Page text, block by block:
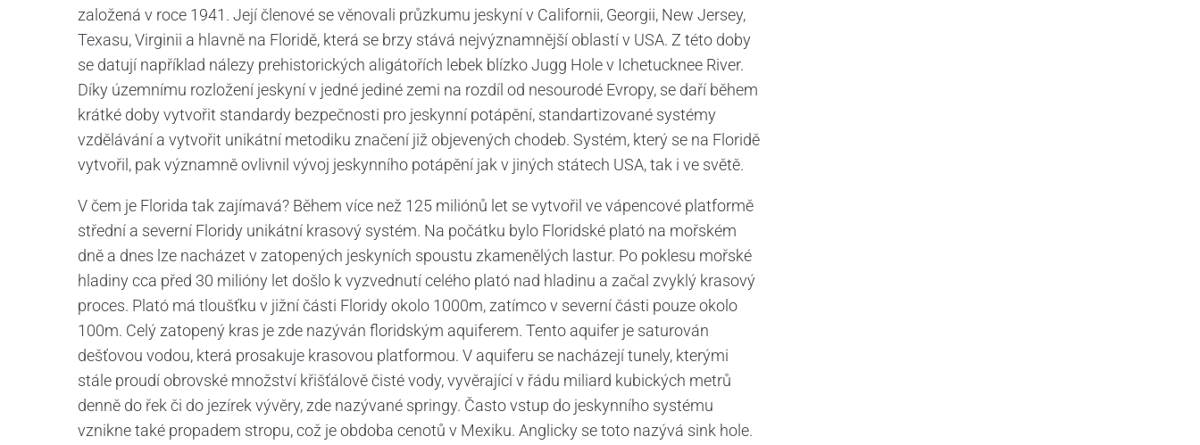
založená v roce 1941. Její členové se věnovali průzkumu jeskyní v Californii, Georgii, New Jersey,
Texasu, Virginii a hlavně na Floridě, která se brzy stává nejvýznamnější oblastí v USA. Z této doby
se datují například nálezy prehistorických aligátořích lebek blízko Jugg Hole v Ichetucknee River.
Díky územnímu rozložení jeskyní v jedné jediné zemi na rozdíl od nesourodé Evropy, se daří během
krátké doby vytvořit standardy bezpečnosti pro jeskynní potápění, standartizované systémy
vzdělávání a vytvořit unikátní metodiku značení již objevených chodeb. Systém, který se na Floridě
vytvořil, pak významně ovlivnil vývoj jeskynního potápění jak v jiných státech USA, tak i ve světě.
V čem je Florida tak zajímavá? Během více než 125 miliónů let se vytvořil ve vápencové platformě
střední a severní Floridy unikátní krasový systém. Na počátku bylo Floridské plató na mořském
dně a dnes lze nacházet v zatopených jeskyních spoustu zkamenělých lastur. Po poklesu mořské
hladiny cca před 30 milióny let došlo k vyzvednutí celého plató nad hladinu a začal zvyklý krasový
proces. Plató má tloušťku v jižní části Floridy okolo 1000m, zatímco v severní části pouze okolo
100m. Celý zatopený kras je zde nazýván floridským aquiferem. Tento aquifer je saturován
dešťovou vodou, která prosakuje krasovou platformou. V aquiferu se nacházejí tunely, kterými
stále proudí obrovské množství křišťálově čisté vody, vyvěrající v řádu miliard kubických metrů
denně do řek či do jezírek vývěry, zde nazývané springy. Často vstup do jeskynního systému
vznikne také propadem stropu, což je obdoba cenotů v Mexiku. Anglicky se toto nazývá sink hole.